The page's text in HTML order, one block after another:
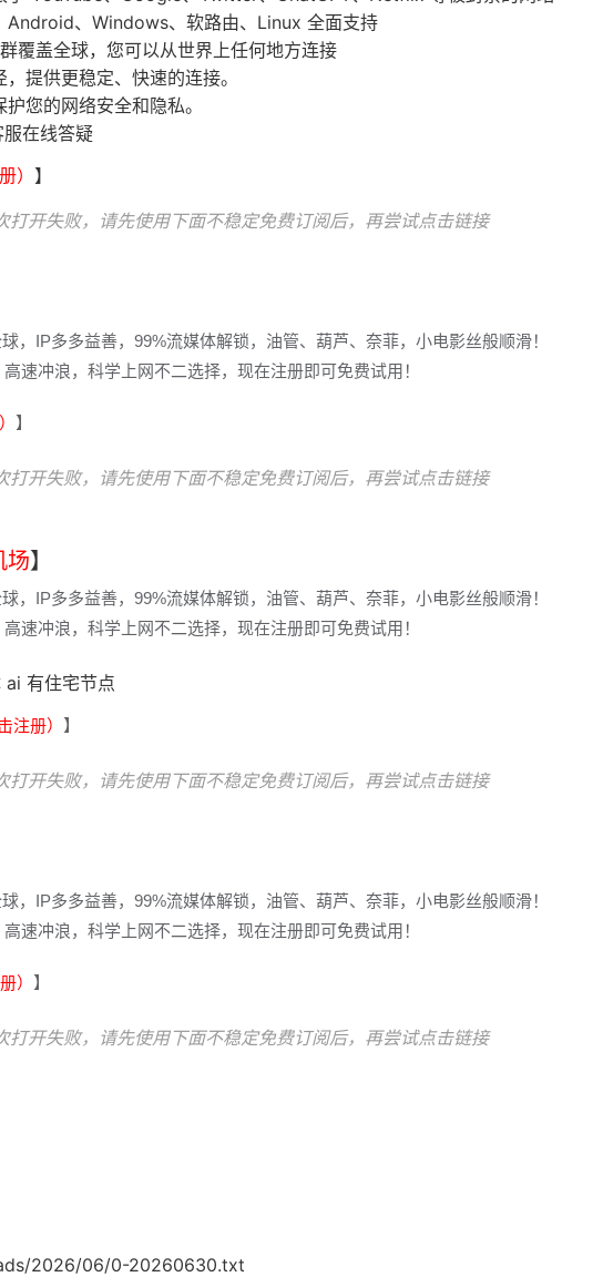
Android、Windows、软路由、Linux 全面支持
覆盖全球，您可以从世界上任何地方连接
提供更稳定、快速的连接。
您的网络安全和隐私。
在线答疑
） 】
打开失败，请先使用下面不稳定免费订阅后，再尝试点击链接
，IP多多益善，99%流媒体解锁，油管、葫芦、奈菲，小电影丝般顺滑！
速冲浪，科学上网不二选择，现在注册即可免费试用！
】
打开失败，请先使用下面不稳定免费订阅后，再尝试点击链接
场】
，IP多多益善，99%流媒体解锁，油管、葫芦、奈菲，小电影丝般顺滑！
速冲浪，科学上网不二选择，现在注册即可免费试用！
有住宅节点
注册） 】
打开失败，请先使用下面不稳定免费订阅后，再尝试点击链接
，IP多多益善，99%流媒体解锁，油管、葫芦、奈菲，小电影丝般顺滑！
速冲浪，科学上网不二选择，现在注册即可免费试用！
） 】
打开失败，请先使用下面不稳定免费订阅后，再尝试点击链接
2026/06/0-20260630.txt